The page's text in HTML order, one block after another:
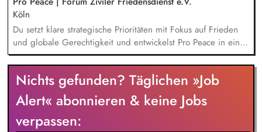
und Begleitung der etwa jährlich stattfindenden
Dialogseminare.
Köln
Du setzt klare strategische Prioritäten mit Fokus auf Frieden
und globale Gerechtigkeit und entwickelst Pro Peace in einer
Phase der Neuausrichtung zukunftsfähig weiter. Du steuerst
die Programme im In- und Ausland, die Kommunikation und
die Akademie für Konflikttransformation und entwickelst den
methodischen Ansatz gemeinsam mit den Fachbereichen
kontinuierlich weiter. Du sicherst und diversifizierst
Einnahmen und verantwortest das strategische Fundraising.
Nichts gefunden? Täglichen »Job
Alert« abonnieren & keine Jobs
verpassen: